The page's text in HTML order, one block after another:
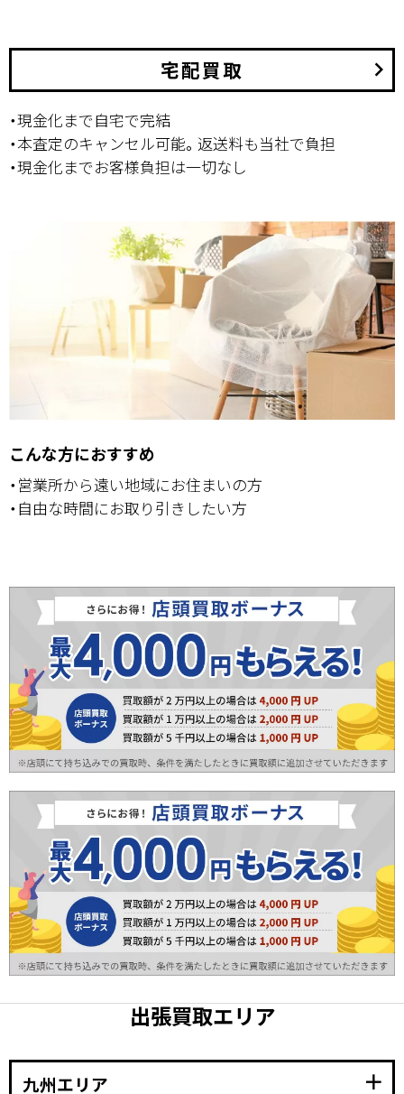
宅配買取 keyboard_arrow_right
・現金化まで自宅で完結
・本査定のキャンセル可能。返送料も当社で負担
・現金化までお客様負担は一切なし
こんな方におすすめ
・営業所から遠い地域にお住まいの方
・自由な時間にお取り引きしたい方
出張買取エリア
九州エリア add